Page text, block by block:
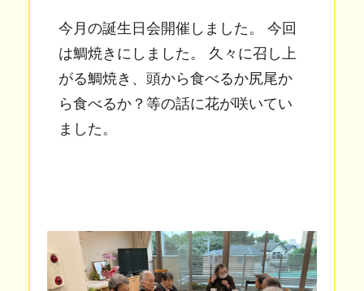
今月の誕生日会開催しました。 今回
は鯛焼きにしました。 久々に召し上
がる鯛焼き、頭から食べるか尻尾か
ら食べるか？等の話に花が咲いてい
ました。